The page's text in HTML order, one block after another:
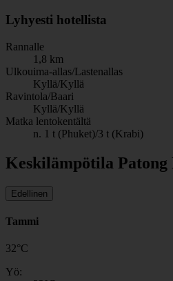
Lyhyesti hotellista
Rannalle
1,8 km
Ulkouima-allas/Lastenallas
Kyllä/Kyllä
Ravintola/Baari
Kyllä/Kyllä
Matka lentokentältä
n. 1 t (Phuket)/3 t (Krabi)
Keskilämpötila Patong
Edellinen
Tammi
32°C
Yö: